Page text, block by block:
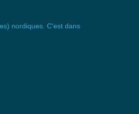
nordiques. C'est dans